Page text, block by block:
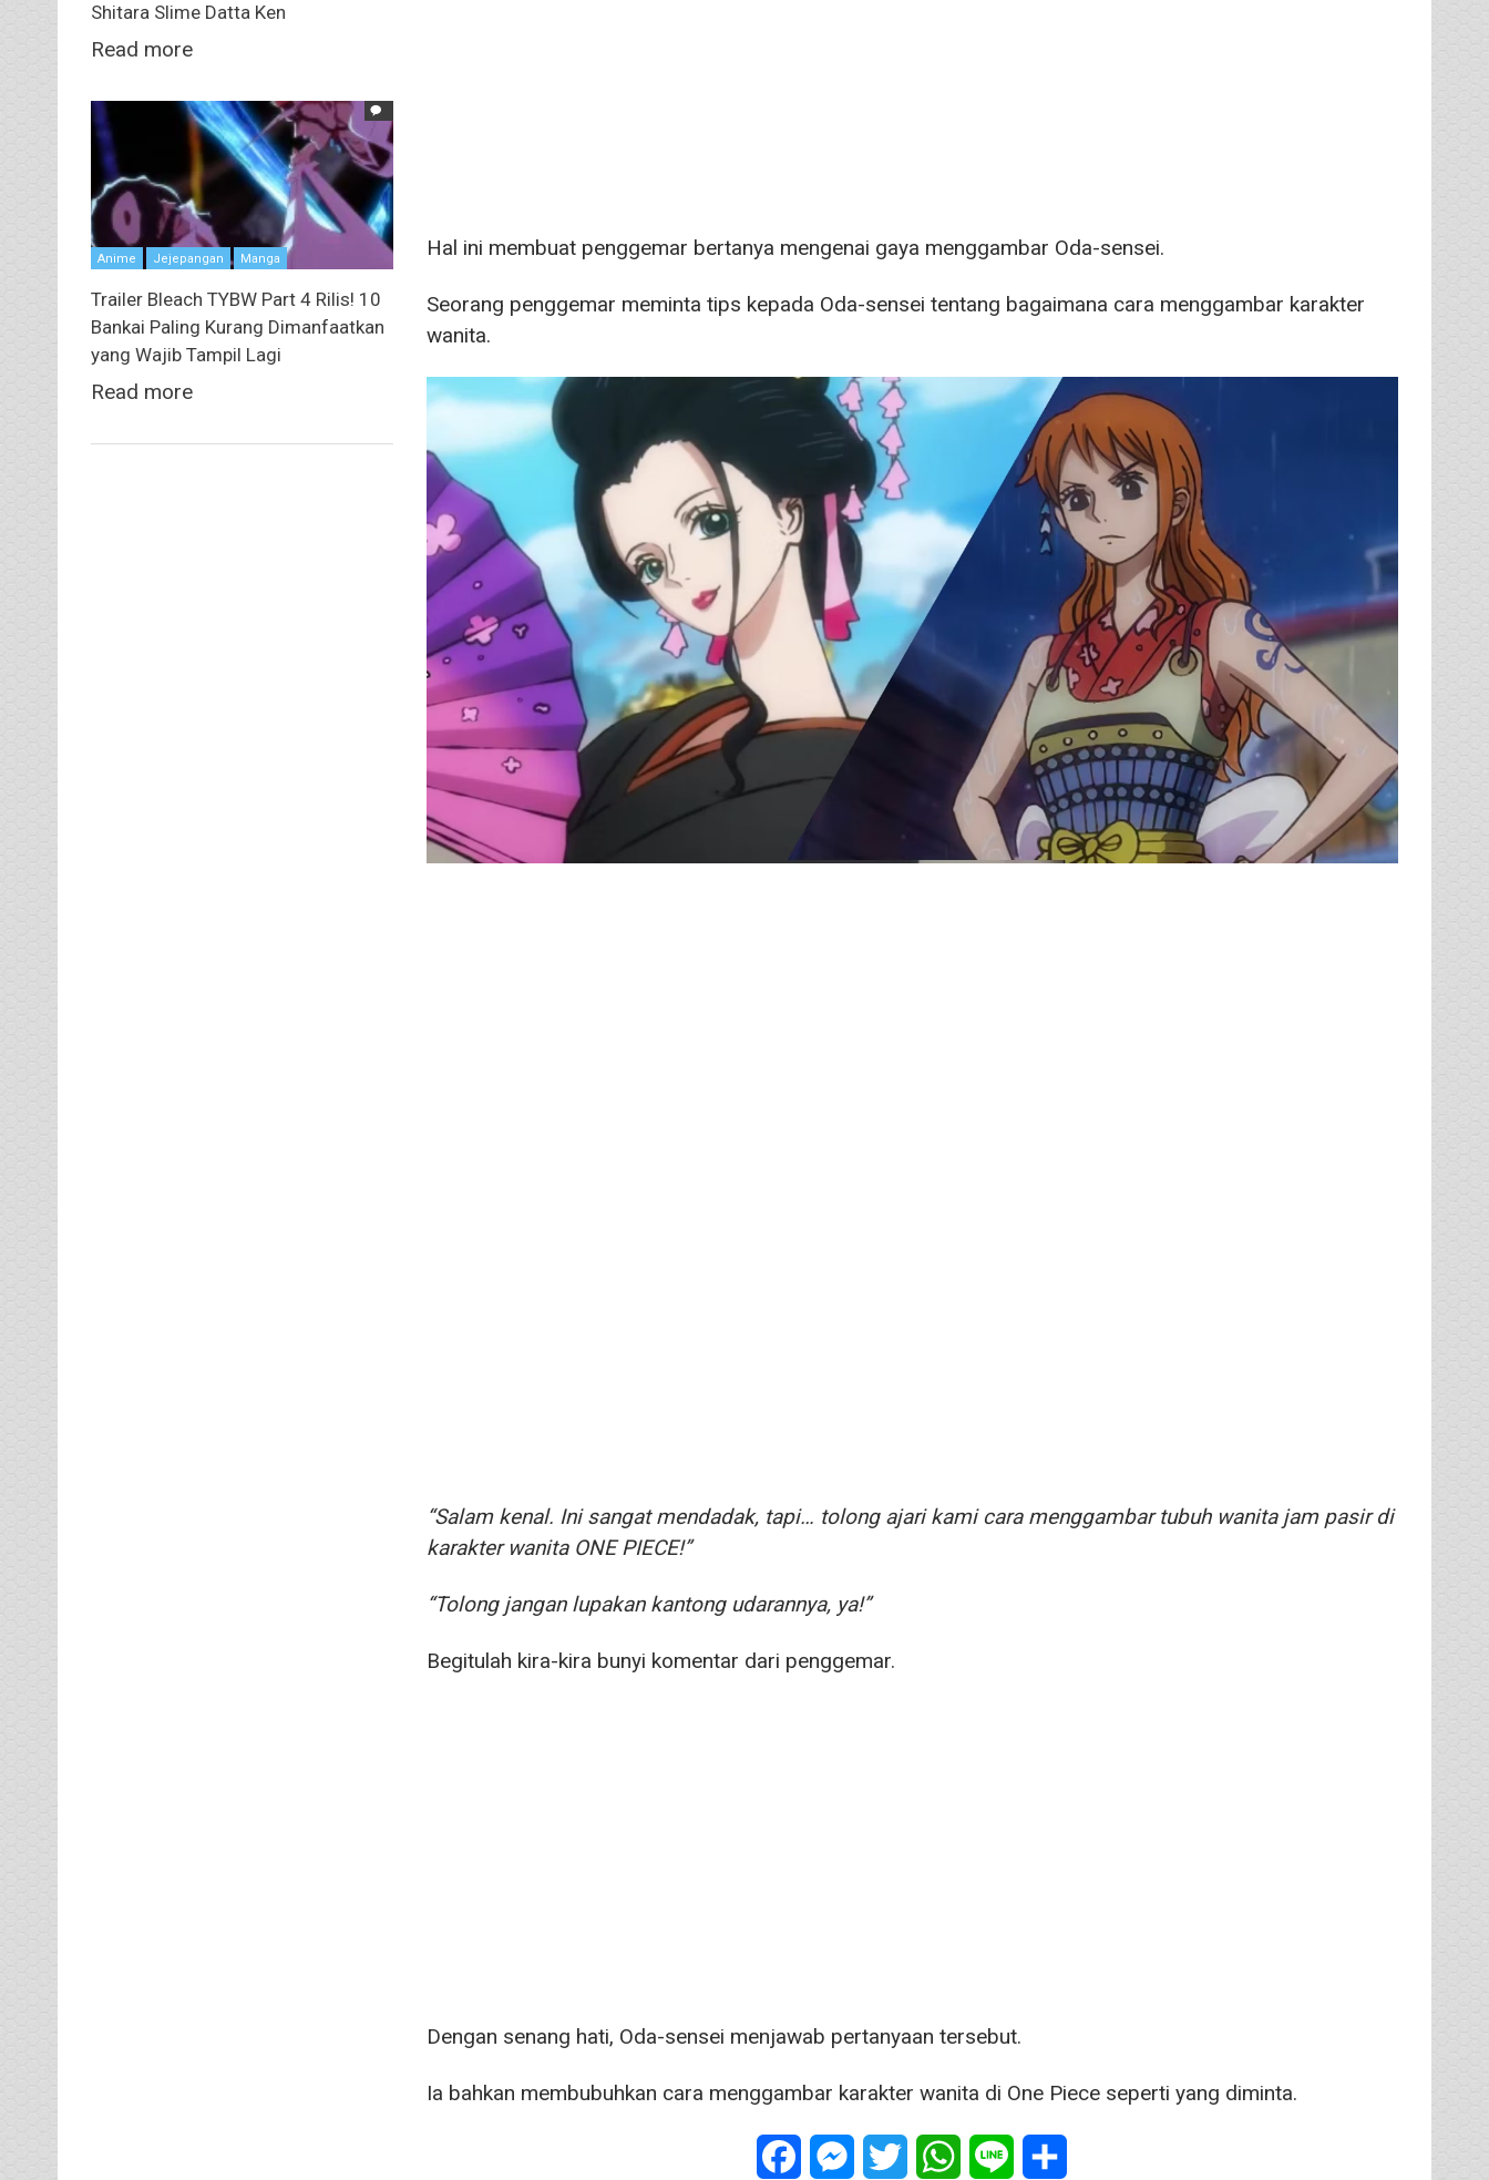
Hal ini membuat penggemar bertanya mengenai gaya menggambar Oda-sensei.
Seorang penggemar meminta tips kepada Oda-sensei tentang bagaimana cara menggambar karakter
wanita.
“Salam kenal. Ini sangat mendadak, tapi… tolong ajari kami cara menggambar tubuh wanita jam pasir di
karakter wanita ONE PIECE!”
“Tolong jangan lupakan kantong udarannya, ya!”
Begitulah kira-kira bunyi komentar dari penggemar.
Dengan senang hati, Oda-sensei menjawab pertanyaan tersebut.
Ia bahkan membubuhkan cara menggambar karakter wanita di One Piece seperti yang diminta.
FacebookMessenger
Twitter WhatsApp
Line
Shitara Slime Datta Ken
Read more
Anime Jejepangan Manga
Trailer Bleach TYBW Part 4 Rilis! 10
Bankai Paling Kurang Dimanfaatkan
yang Wajib Tampil Lagi
Read more